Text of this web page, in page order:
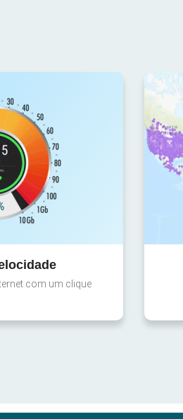
com um clique